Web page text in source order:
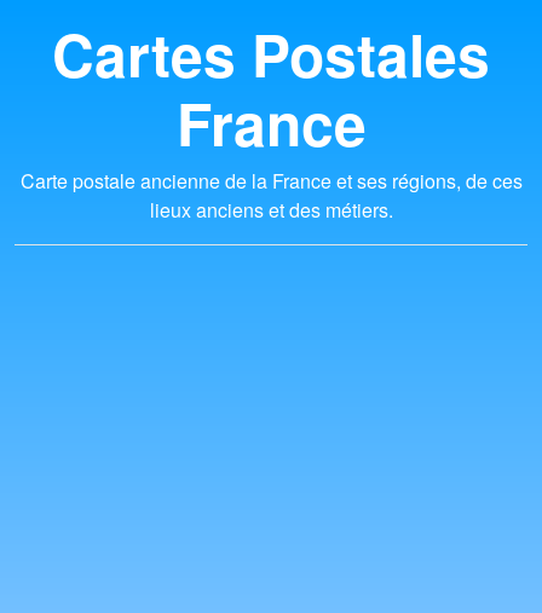
Cartes Postales
France
Carte postale ancienne de la France et ses régions, de ces
lieux anciens et des métiers.